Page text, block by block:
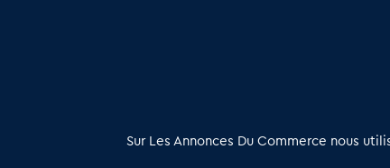
Sur Les Annonces Du Commerce nous